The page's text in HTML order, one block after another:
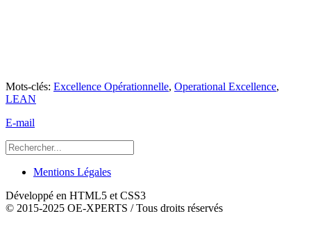
Mots-clés: Excellence Opérationnelle, Operational Excellence,
LEAN
E-mail
Mentions Légales
Développé en HTML5 et CSS3
© 2015-2025 OE-XPERTS / Tous droits réservés